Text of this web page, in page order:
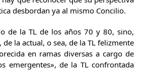
desbordan ya al mismo Concilio.
de la TL de los años 70 y 80, sino,
de la actual, o sea, de la TL felizmente
en ramas diversas a cargo de
emergentes», de la TL confrontada